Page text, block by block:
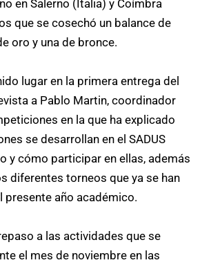
en Salerno (Italia) y Coímbra
que se cosechó un balance de
oro y una de bronce.
lugar en la primera entrega del
a Pablo Martin, coordinador
en la que ha explicado
se desarrollan en el SADUS
y cómo participar en ellas, además
diferentes torneos que ya se han
presente año académico.
a las actividades que se
el mes de noviembre en las